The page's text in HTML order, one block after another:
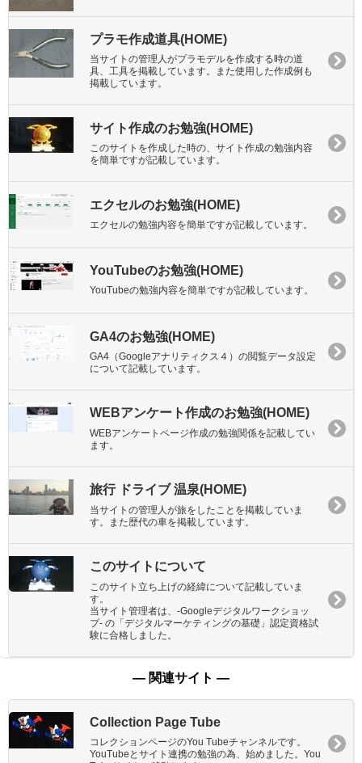
プラモ作成道具(HOME)
当サイトの管理人がプラモデルを作成する時の道
具、工具を掲載しています。また使用した作成例も
掲載しています。
サイト作成のお勉強(HOME)
このサイトを作成した時の、サイト作成の勉強内容
を簡単ですが記載しています。
エクセルのお勉強(HOME)
エクセルの勉強内容を簡単ですが記載しています。
YouTubeのお勉強(HOME)
YouTubeの勉強内容を簡単ですが記載しています。
GA4のお勉強(HOME)
GA4（Googleアナリティクス４）の閲覧データ設定
について記載しています。
WEBアンケート作成のお勉強(HOME)
WEBアンケートページ作成の勉強関係を記載してい
ます。
旅行 ドライブ 温泉(HOME)
当サイトの管理人が旅をしたことを掲載していま
す。また歴代の車を掲載しています。
このサイトについて
このサイト立ち上げの経緯について記載していま
す。
当サイト管理者は、-Googleデジタルワークショッ
プ- の「デジタルマーケティングの基礎」認定資格試
験に合格しました。
― 関連サイト ―
Collection Page Tube
コレクションページのYou Tubeチャンネルです。
YouTubeとサイト連携の勉強の為、始めました。You